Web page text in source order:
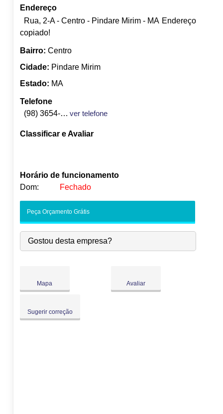
Endereço
Rua, 2-A - Centro - Pindare Mirim - MA Endereço
copiado!
Bairro: Centro
Cidade: Pindare Mirim
Estado: MA
Telefone
(98) 3654-2908
ver telefone
Classificar e Avaliar
Horário de funcionamento
Dom:
Fechado
-
Qua:
09:00-18:00
Qui:
09:00-18:00
Peça Orçamento Grátis
Gostou desta empresa?
Mapa Avaliar
Sugerir correção